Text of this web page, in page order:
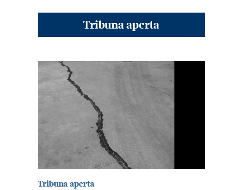
Tribuna aperta
Tribuna aperta